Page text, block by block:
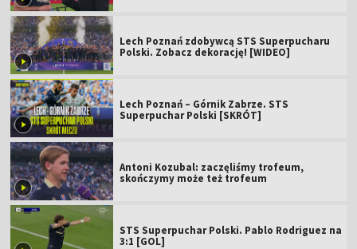
Lech Poznań zdobywcą STS Superpucharu
Polski. Zobacz dekorację! [WIDEO]
Lech Poznań – Górnik Zabrze. STS
Superpuchar Polski [SKRÓT]
Antoni Kozubal: zaczęliśmy trofeum,
skończymy może też trofeum
STS Superpuchar Polski. Pablo Rodriguez na
3:1 [GOL]